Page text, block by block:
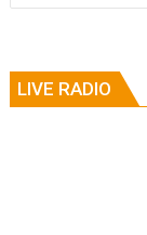
LIVE RADIO